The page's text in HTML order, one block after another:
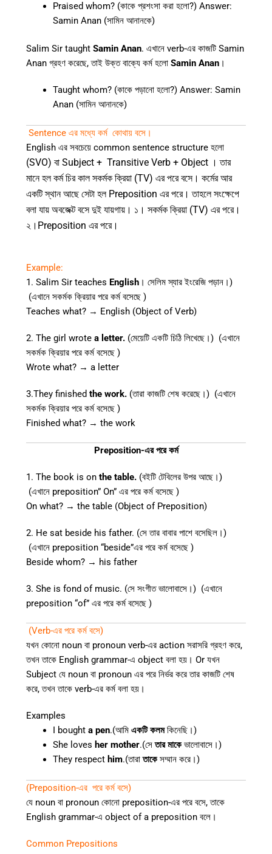
Praised whom? (কাকে প্রশংসা করা হলো?) Answer:
Samin Anan (সামিন আনানকে)
Salim Sir taught Samin Anan. এখানে verb-এর কাজটি Samin
Anan গ্রহণ করেছে, তাই উক্ত বাক্যে কর্ম হলো Samin Anan।
Taught whom? (কাকে পড়ানো হলো?) Answer: Samin
Anan (সামিন আনানকে)
Sentence এর মধ্যে কর্ম কোথায় বসে।
English এর সবচেয়ে common sentence structure হলো
(SVO) বা Subject + Transitive Verb + Object । তার
মানে হল কর্ম চির কাল সকর্মক ক্রিয়া (TV) এর পরে বসে। কর্মের আর
একটি স্থান আছে সেটা হল Preposition এর পরে। তাহলে সংক্ষেপে
বলা যায় অবজেক্ট বসে দুই যায়গায়। ১। সকর্মক ক্রিয়া (TV) এর পরে।
২।Preposition এর পরে।
Example:
1. Salim Sir teaches English। সেলিম স্যার ইংরেজি পড়ান।)
(এখানে সকর্মক ক্রিয়ার পরে কর্ম বসেছে )
Teaches what? → English (Object of Verb)
2. The girl wrote a letter.(মেয়েটি একটি চিঠি লিখেছে।) (এখানে
সকর্মক ক্রিয়ার পরে কর্ম বসেছে )
Wrote what? → a letter
3.They finished the work.(তারা কাজটি শেষ করেছে।) (এখানে
সকর্মক ক্রিয়ার পরে কর্ম বসেছে )
Finished what? → the work
Preposition-এর পরে কর্ম
1. The book is onthe table.(বইটি টেবিলের উপর আছে।)
(এখানে preposition” On” এর পরে কর্ম বসেছে )
On what? → the table (Object of Preposition)
2. He sat beside his father. (সে তার বাবার পাশে বসেছিল।)
(এখানে preposition “beside”এর পরে কর্ম বসেছে )
Beside whom? → his father
3. She is fond of music. (সে সংগীত ভালোবাসে।) (এখানে
preposition “of” এর পরে কর্ম বসেছে )
(Verb-এর পরে কর্ম বসে)
যখন কোনো noun বা pronoun verb-এর action সরাসরি গ্রহণ করে,
তখন তাকে English grammar-এ object বলা হয়। Or যখন
Subject যে noun বা pronoun এর পরে নির্ভর করে তার কাজটি শেষ
করে, তখন তাকে verb-এর কর্ম বলা হয়।
Examples
I bought a pen.(আমি একটি কলমকিনেছি।)
She loves her mother.(সেতার মাকেভালোবাসে।)
They respect him.(তারাতাকেসম্মান করে।)
(Preposition-এর পরে কর্ম বসে)
যে noun বা pronoun কোনো preposition-এর পরে বসে, তাকে
English grammar-এ object of a preposition বলে।
Common Prepositions